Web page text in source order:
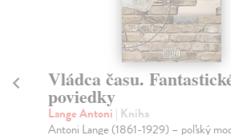
Vládca času.
poviedky
Lange Antoni | Kniha
Antoni Lange (1861-1929) – poľský